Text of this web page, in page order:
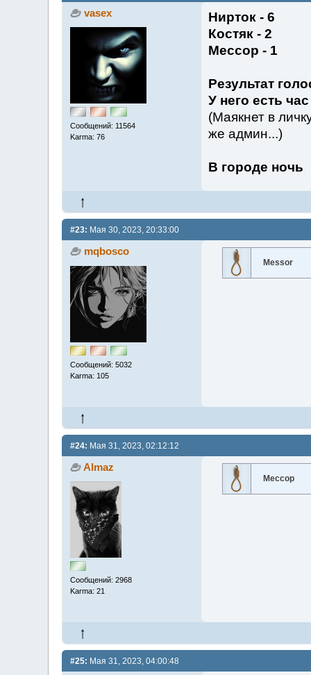
vasex
Сообщений: 11564
Karma: 76
Нирток - 6
Костяк - 2
Мессор - 1
Результат
У него есть
(Маякнет в
же админ...)
В городе ночь
#23: Мая 30, 2023, 20:33:00
mqbosco
Сообщений: 5032
Karma: 105
Messor
#24: Мая 31, 2023, 02:12:12
Almaz
Сообщений: 2968
Karma: 21
Мессор
#25: Мая 31, 2023, 04:00:48